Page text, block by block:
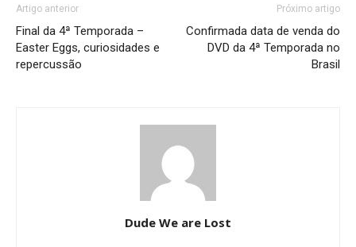
Artigo anterior
Final da 4ª Temporada –
Easter Eggs, curiosidades e
repercussão
Próximo artigo
Confirmada data de venda do
DVD da 4ª Temporada no
Brasil
Dude We are Lost